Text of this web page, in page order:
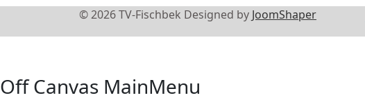
© 2026 TV-Fischbek Designed by JoomShaper
Off Canvas MainMenu